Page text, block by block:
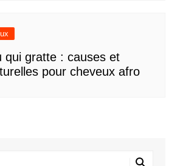
qui gratte : causes et
pour cheveux afro